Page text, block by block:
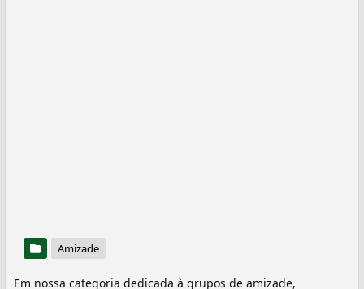
Amizade
Em nossa categoria dedicada à grupos de amizade,